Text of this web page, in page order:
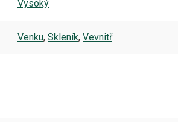
Vysoký
Venku, Skleník, Vevnitř